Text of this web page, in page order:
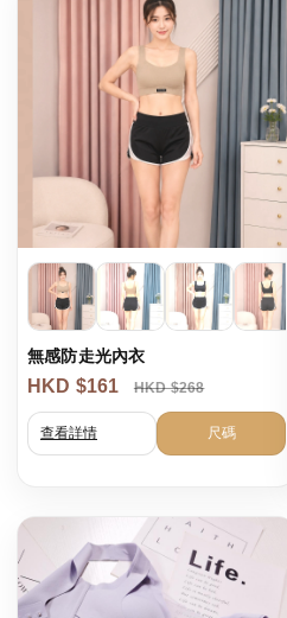
無感防走光內衣
HKD $161 HKD $268
查看詳情 尺碼
港澳中文
English